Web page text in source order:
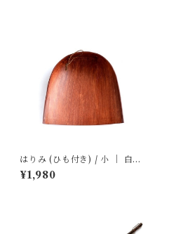
はりみ (ひも付き) / 小 ｜ 白木
屋傳兵衛
¥1,980